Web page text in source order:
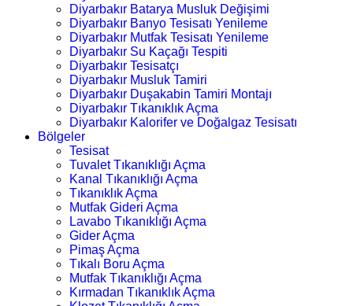
Diyarbakır Batarya Musluk Değişimi
Diyarbakır Banyo Tesisatı Yenileme
Diyarbakır Mutfak Tesisatı Yenileme
Diyarbakır Su Kaçağı Tespiti
Diyarbakır Tesisatçı
Diyarbakır Musluk Tamiri
Diyarbakır Duşakabin Tamiri Montajı
Diyarbakır Tıkanıklık Açma
Diyarbakır Kalorifer ve Doğalgaz Tesisatı
Bölgeler
Tesisat
Tuvalet Tıkanıklığı Açma
Kanal Tıkanıklığı Açma
Tıkanıklık Açma
Mutfak Gideri Açma
Lavabo Tıkanıklığı Açma
Gider Açma
Pimaş Açma
Tıkalı Boru Açma
Mutfak Tıkanıklığı Açma
Kırmadan Tıkanıklık Açma